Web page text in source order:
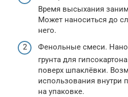
Время высыхания
Может наноситься до
него.
Фенольные смеси.
грунта для
поверх шпаклёвки.
использования внутри
на упаковке.